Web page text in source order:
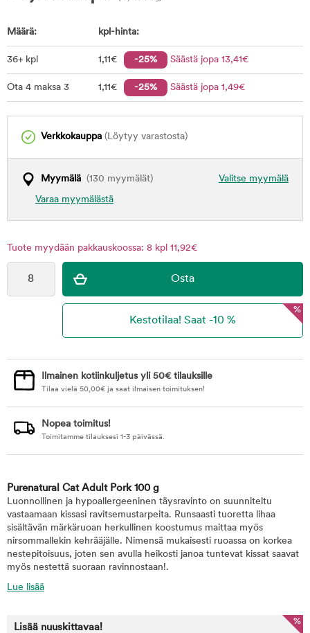
Määrä: kpl-hinta:
36+ kpl 1,11€ -25% Säästä jopa 13,41€
Ota 4 maksa 3 1,11€ -25% Säästä jopa 1,49€
Verkkokauppa (Löytyy varastosta)
Valitse myymälä
Myymälä (130 myymälät)
Varaa myymälästä
Tuote myydään pakkauskoossa: 8 kpl 11,92€
%
Ilmainen kotiinkuljetus yli 50€ tilauksille
Tilaa vielä 50,00€ ja saat ilmaisen toimituksen!
Nopea toimitus!
Toimitamme tilauksesi 1-3 päivässä.
Purenatural Cat Adult Pork 100 g
Luonnollinen ja hypoallergeeninen täysravinto on suunniteltu
vastaamaan kissasi ravitsemustarpeita. Runsaasti tuoretta lihaa
sisältävän märkäruoan herkullinen koostumus maittaa myös
nirsommallekin kehrääjälle. Nimensä mukaisesti ruoassa on korkea
nestepitoisuus, joten sen avulla heikosti janoa tuntevat kissat saavat
myös nestettä suoraan ravinnostaan!.
Lue lisää
%
Lisää nuuskittavaa!